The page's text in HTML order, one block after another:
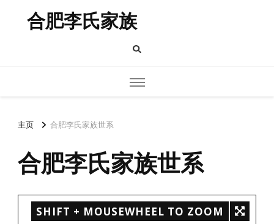
合肥李氏家族
主页 合肥李氏家族世系
合肥李氏家族世系
SHIFT + MOUSEWHEEL TO ZOOM